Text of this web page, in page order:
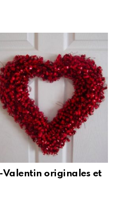
Valentin originales et